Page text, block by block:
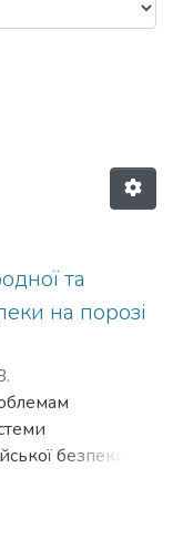
by Subject
та
на порозі
безпеки.
геополітичної